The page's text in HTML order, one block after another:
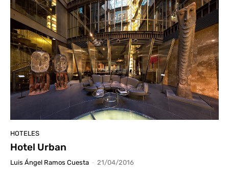
HOTELES
Hotel Urban
Luis Ángel Ramos Cuesta - 21/04/2016